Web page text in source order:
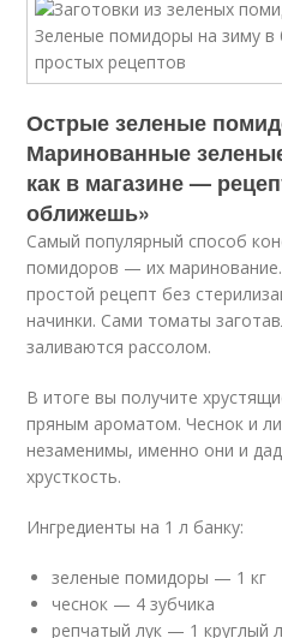
Острые зеленые
Маринованные
как в магазине —
оближешь»
Самый популярный способ
помидоров — их
простой рецепт без
начинки. Сами томаты
заливаются рассолом.
В итоге вы получите
пряным ароматом. Чеснок и
незаменимы, именно они и
хрусткость.
Ингредиенты на 1 л банку:
зеленые помидоры — 1 кг
чеснок — 4 зубчика
репчатый лук — 1 круглый